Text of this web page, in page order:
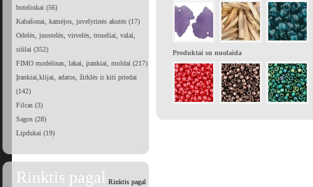
buteliukai (56)
Kabašonai, kamėjos, juvelyrinės akutės (17)
Odelės, juostelės, virvelės, troseliai, valai,
siūlai (352)
FIMO modelinas, lakai, įrankiai, moldai (217)
Įrankiai,klijai, adatos, žirklės ir kiti priedai
(142)
Filcas (3)
Sagos (28)
Lipdukai (19)
Rinktis pagal Rinktis pagal
Produktai su nuolaida